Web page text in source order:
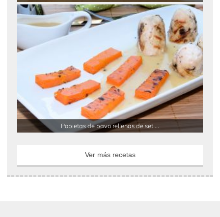
Popietas de pavo rellenas de set ...
Ver más recetas